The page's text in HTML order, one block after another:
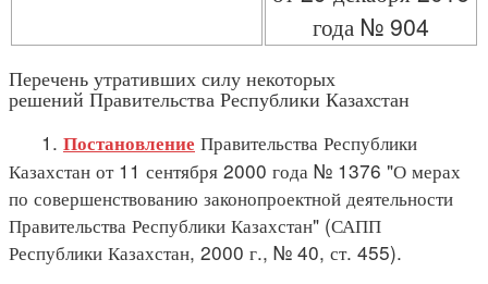
года № 904
Перечень утративших силу некоторых
решений Правительства Республики Казахстан
1. Постановление Правительства Республики
Казахстан от 11 сентября 2000 года № 1376 "О мерах
по совершенствованию законопроектной деятельности
Правительства Республики Казахстан" (САПП
Республики Казахстан, 2000 г., № 40, ст. 455).